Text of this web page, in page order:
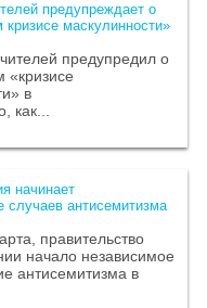
предупреждает о
маскулинности»
предупредил о
в
как...
начинает
случаев антисемитизма
правительство
начало независимое
антисемитизма в